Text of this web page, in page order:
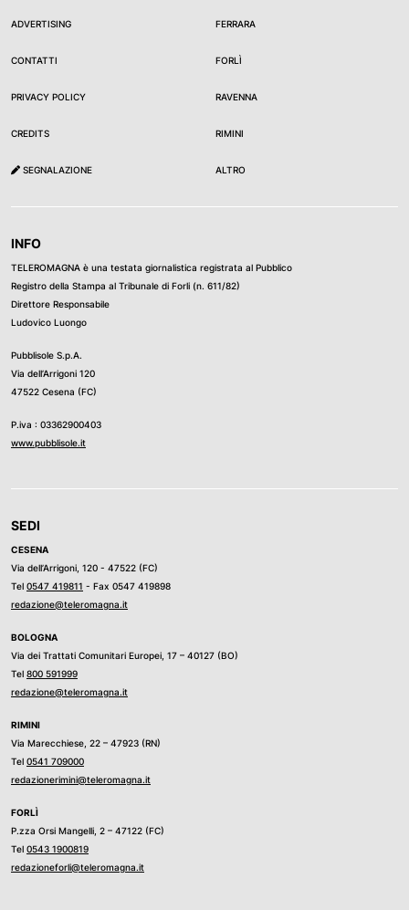
ADVERTISING
CONTATTI
PRIVACY POLICY
CREDITS
SEGNALAZIONE
FERRARA
FORLÌ
RAVENNA
RIMINI
ALTRO
INFO
TELEROMAGNA è una testata giornalistica registrata al Pubblico
Registro della Stampa al Tribunale di Forli (n. 611/82)
Direttore Responsabile
Ludovico Luongo
Pubblisole S.p.A.
Via dell’Arrigoni 120
47522 Cesena (FC)
P.iva : 03362900403
www.pubblisole.it
SEDI
CESENA
Via dell’Arrigoni, 120 - 47522 (FC)
Tel 0547 419811 - Fax 0547 419898
redazione@teleromagna.it
BOLOGNA
Via dei Trattati Comunitari Europei, 17 – 40127 (BO)
Tel 800 591999
redazione@teleromagna.it
RIMINI
Via Marecchiese, 22 – 47923 (RN)
Tel 0541 709000
redazionerimini@teleromagna.it
FORLÌ
P.zza Orsi Mangelli, 2 – 47122 (FC)
Tel 0543 1900819
redazioneforli@teleromagna.it